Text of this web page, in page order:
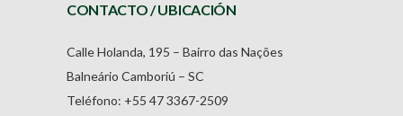
CONTACTO / UBICACIÓN
Calle Holanda, 195 – Bairro das Nações
Balneário Camboriú – SC
Teléfono: +55 47 3367-2509